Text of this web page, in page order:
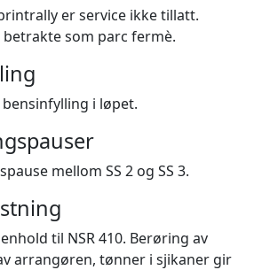
er service ikke tillatt.
betrakte som parc fermè.
i løpet.
mellom SS 2 og SS 3.
til NSR 410. Berøring av
arrangøren, tønner i sjikaner gir